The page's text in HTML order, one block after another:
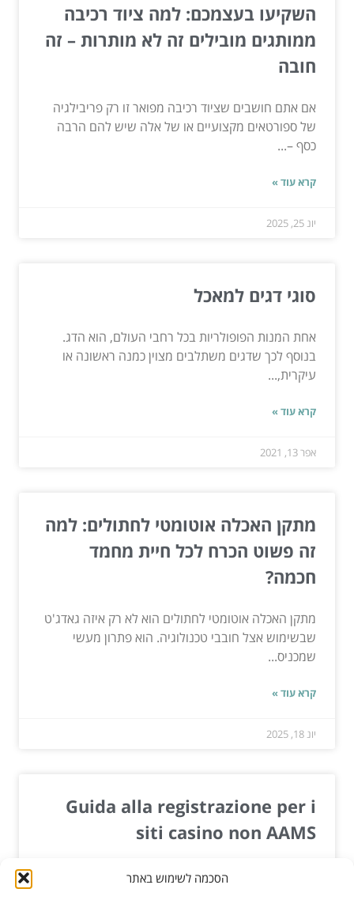
הסכמה לשימוש באתר
השקיעו בעצמכם: למה ציוד רכיבה
ממותגים מובילים זה לא מותרות – זה
חובה
אם אתם חושבים שציוד רכיבה מפואר זו רק פריבילגיה
של ספורטאים מקצועיים או של אלה שיש להם הרבה
כסף –...
קרא עוד »
יונ 25, 2025
סוגי דגים למאכל
אחת המנות הפופולריות בכל רחבי העולם, הוא הדג.
בנוסף לכך שדגים משתלבים מצוין כמנה ראשונה או
עיקרית,...
קרא עוד »
אפר 13, 2021
מתקן האכלה אוטומטי לחתולים: למה
זה פשוט הכרח לכל חיית מחמד
חכמה?
מתקן האכלה אוטומטי לחתולים הוא לא רק איזה גאדג'ט
שבשימוש אצל חובבי טכנולוגיה. הוא פתרון מעשי
שמכניס...
קרא עוד »
יונ 18, 2025
Guida alla registrazione per i
siti casino non AAMS
Guida alla registrazione per i siti casino non